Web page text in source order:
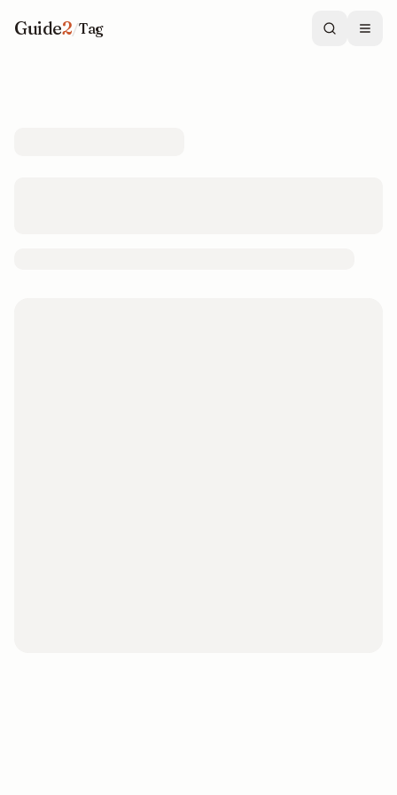
Guide2/Tag